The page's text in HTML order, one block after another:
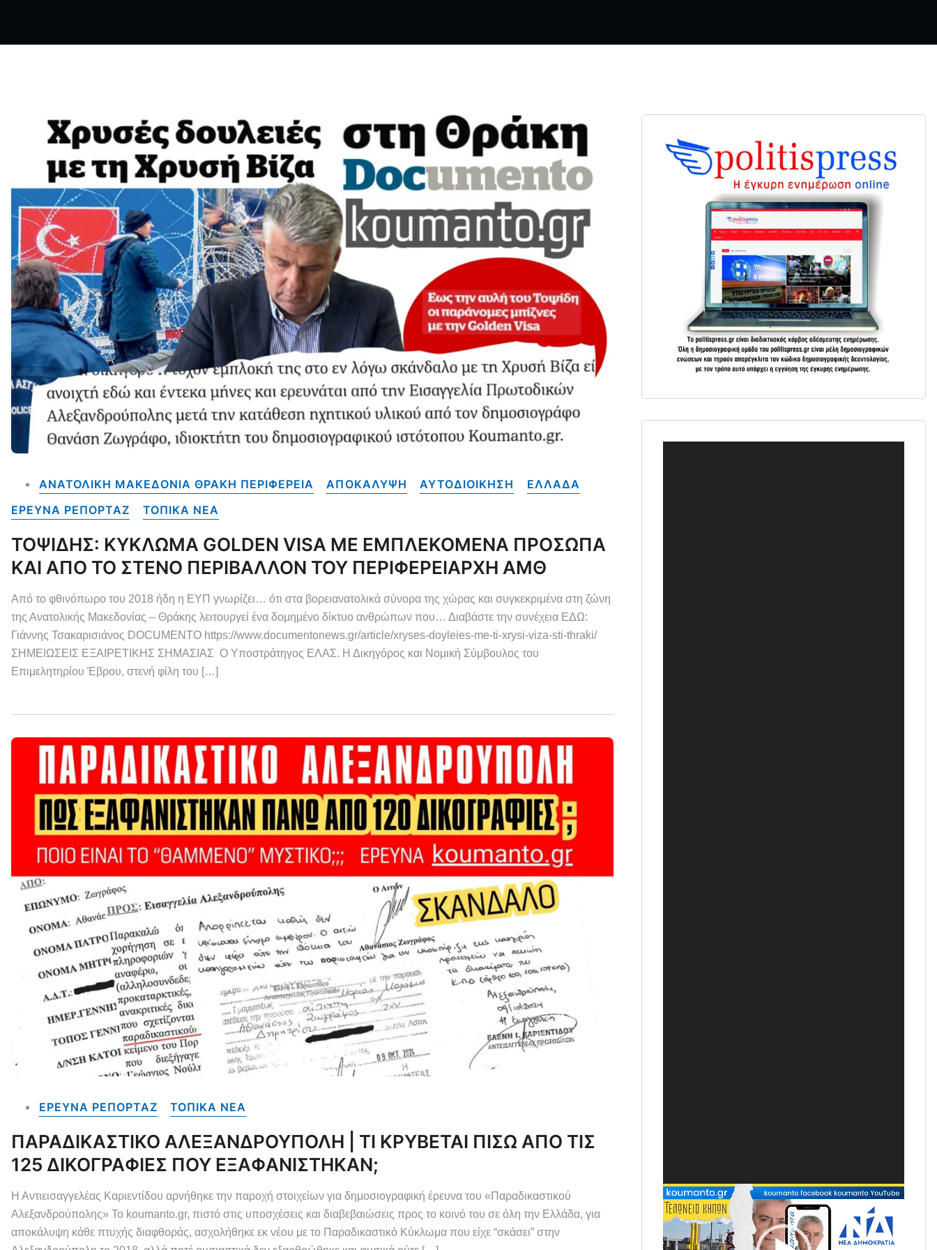
ΑΝΑΤΟΛΙΚΗ ΜΑΚΕΔΟΝΙΑ ΘΡΑΚΗ ΠΕΡΙΦΕΡΕΙΑ ΑΠΟΚΑΛΥΨΗ ΑΥΤΟΔΙΟΙΚΗΣΗ
ΕΛΛΑΔΑ
ΕΡΕΥΝΑ ΡΕΠΟΡΤΑΖ
ΤΟΠΙΚΑ NEA
ΤΟΨΙΔΗΣ: ΚΥΚΛΩΜΑ GOLDEN VISA ΜΕ ΕΜΠΛΕΚΟΜΕΝΑ ΠΡΟΣΩΠΑ
ΚΑΙ ΑΠΟ ΤΟ ΣΤΕΝΟ ΠΕΡΙΒΑΛΛΟΝ ΤΟΥ ΠΕΡΙΦΕΡΕΙΑΡΧΗ ΑΜΘ
Από το φθινόπωρο του 2018 ήδη η ΕΥΠ γνωρίζει… ότι στα βορειανατολικά σύνορα της χώρας και συγκεκριμένα στη ζώνη
της Ανατολικής Μακεδονίας – Θράκης λειτουργεί ένα δομημένο δίκτυο ανθρώπων που… Διαβάστε την συνέχεια ΕΔΩ:
Γιάννης Τσακαρισιάνος DOCUMENTO https://www.documentonews.gr/article/xryses-doyleies-me-ti-xrysi-viza-sti-thraki/
ΣΗΜΕΙΩΣΕΙΣ ΕΞΑΙΡΕΤΙΚΗΣ ΣΗΜΑΣΙΑΣ Ο Υποστράτηγος ΕΛΑΣ. Η Δικηγόρος και Νομική Σύμβουλος του
Επιμελητηρίου Έβρου, στενή φίλη του […]
ΕΡΕΥΝΑ ΡΕΠΟΡΤΑΖ ΤΟΠΙΚΑ NEA
ΠΑΡΑΔΙΚΑΣΤΙΚΟ ΑΛΕΞΑΝΔΡΟΥΠΟΛΗ | ΤΙ ΚΡΥΒΕΤΑΙ ΠΙΣΩ ΑΠΟ ΤΙΣ
125 ΔΙΚΟΓΡΑΦΙΕΣ ΠΟΥ ΕΞΑΦΑΝΙΣΤΗΚΑΝ;
Η Αντιεισαγγελέας Καριεντίδου αρνήθηκε την παροχή στοιχείων για δημοσιογραφική έρευνα του «Παραδικαστικού
Αλεξανδρούπολης» Το koumanto.gr, πιστό στις υποσχέσεις και διαβεβαιώσεις προς το κοινό του σε όλη την Ελλάδα, για
αποκάλυψη κάθε πτυχής διαφθοράς, ασχολήθηκε εκ νέου με το Παραδικαστικό Κύκλωμα που είχε “σκάσει” στην